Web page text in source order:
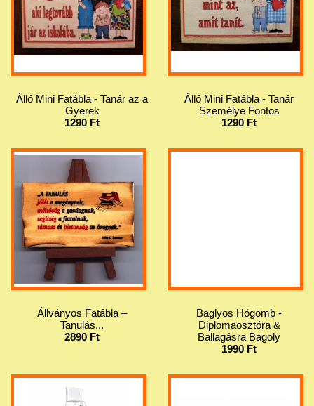
Álló Mini Fatábla - Tanár az a
Gyerek
1290 Ft
Álló Mini Fatábla - Tanár
Személye Fontos
1290 Ft
Állványos Fatábla –
Tanulás...
2890 Ft
Baglyos Hógömb -
Diplomaosztóra &
Ballagásra Bagoly
1990 Ft